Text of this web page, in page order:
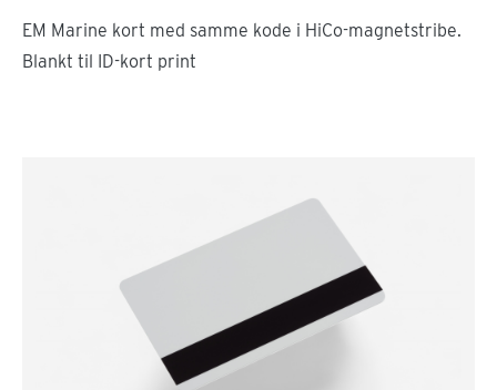
EM Marine kort med samme kode i HiCo-magnetstribe.
Blankt til ID-kort print